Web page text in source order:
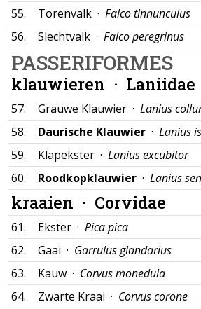
55. Torenvalk · Falco tinnunculus
56.
Slechtvalk · Falco peregrinus
PASSERIFORMES
klauwieren · Laniidae
57. Grauwe Klauwier · Lanius
58.
Daurische Klauwier · Lanius
59.
Klapekster · Lanius excubitor
60.
Roodkopklauwier · Lanius
kraaien · Corvidae
61. Ekster · Pica pica
62.
Gaai · Garrulus glandarius
63.
Kauw · Corvus monedula
64.
Zwarte Kraai · Corvus corone